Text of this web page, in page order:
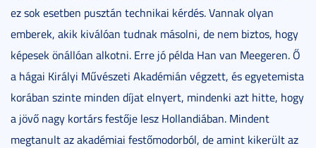
ez sok esetben pusztán technikai kérdés. Vannak olyan
emberek, akik kiválóan tudnak másolni, de nem biztos, hogy
képesek önállóan alkotni. Erre jó példa Han van Meegeren. Ő
a hágai Királyi Művészeti Akadémián végzett, és egyetemista
korában szinte minden díjat elnyert, mindenki azt hitte, hogy
a jövő nagy kortárs festője lesz Hollandiában. Mindent
megtanult az akadémiai festőmodorból, de amint kikerült az